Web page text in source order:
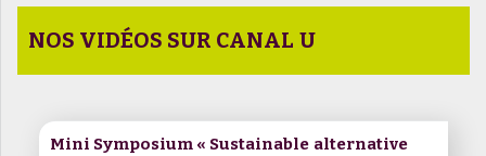
NOS VIDÉOS SUR CANAL U
Mini Symposium « Sustainable alternative